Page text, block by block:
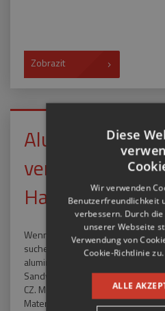
Zobrazit
Aluminium
verkleidete
Haustür
Wenn Sie Spitzenqualität
suchen, dann setzen Sie auf
aluminiumbeschichtete
Sandwich-Haustüren von TTK
CZ. Modernes Design und tolle
Materialeigenschaften.
Diese
Wir verwenden
Benutzerfreundlichkeit
verbessern. Durch
unserer Webseite
Verwendung von
Cookie-Richtlinie zu.
ALLE